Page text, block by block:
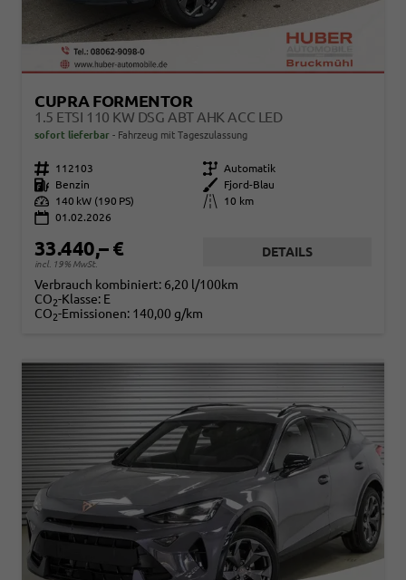
CUPRA FORMENTOR
1.5 ETSI 110 KW DSG ABT AHK ACC LED
sofort lieferbar Fahrzeug mit Tageszulassung
Fahrzeugnr. 112103 Getriebe Automatik
Kraftstoff
Benzin Außenfarbe
Fjord-Blau
Leistung
140 kW (190 PS) Kilometerstand
10 km
01.02.2026
33.440,– €
incl. 19% MwSt.
DETAILS
Verbrauch kombiniert: 6,20 l/100km
CO2-Klasse: E
CO2-Emissionen: 140,00 g/km